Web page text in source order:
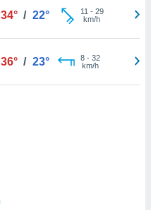
34° / 22° 11 - 29
km/h
36° / 23° 8- 32
km/h